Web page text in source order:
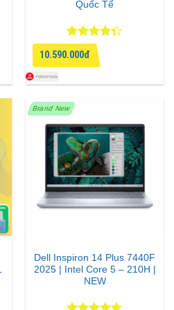
Quốc Tế
Được xếp
hạng
4.33
5 sao
10.590.000đ
Brand New
Dell Inspiron 14 Plus 7440F
2025 | Intel Core 5 – 210H |
NEW